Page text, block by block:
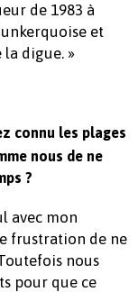
de 1983 à
et
la digue. »
connu les plages
nous de ne
?
avec mon
frustration de ne
nous
pour que ce